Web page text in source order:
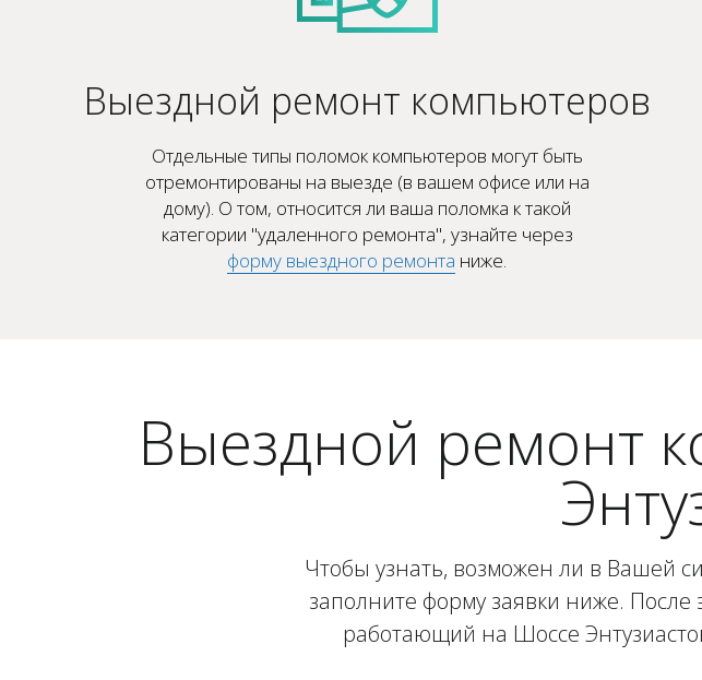
Выездной ремонт компьютеров
Отдельные типы поломок компьютеров могут быть
отремонтированы на выезде (в вашем офисе или на
дому). О том, относится ли ваша поломка к такой
категории "удаленного ремонта", узнайте через
форму выездного ремонта ниже.
Выездной ремонт
Чтобы узнать, возможен ли в Вашей
заполните форму заявки ниже.
работающий на Шоссе